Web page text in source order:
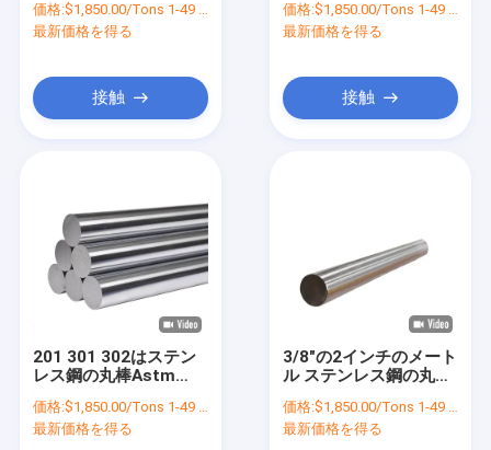
私達について
工場旅行
ニュース
価格:$1,850.00/Tons 1-49 Tons
最新価格を得る
接触
価格:$1,850.00/Tons 1-49 Tons
最新価格を得る
接触
201 301 302はステン
レス鋼の丸棒Astm
430 904磨いた
価格:$1,850.00/Tons 1-49 Tons
最新価格を得る
3/8"の2インチのメート
ル ステンレス鋼の丸棒
3mm 8mm 6mm 9mm
価格:$1,850.00/Tons 1-49 Tons
最新価格を得る